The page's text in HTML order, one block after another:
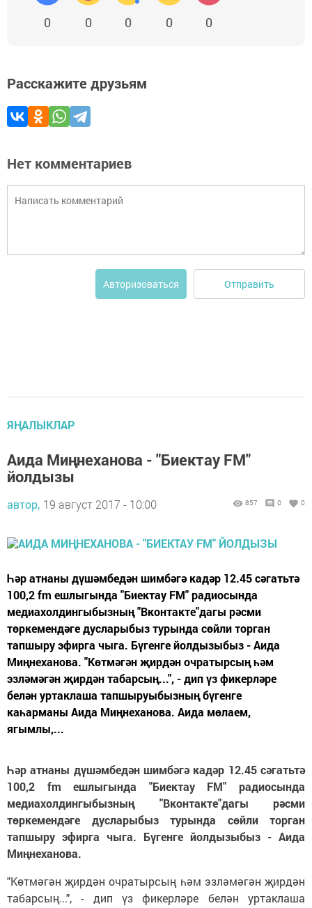
0 0 0 0 0
Расскажите друзьям
Нет комментариев
Авторизоваться Отправить
ЯҢАЛЫКЛАР
Аида Миңнеханова - "Биектау FM"
йолдызы
автор, 19 август 2017 - 10:00 857 0 0
Һәр атнаны дүшәмбедән шимбәгә кадәр 12.45 сәгатьтә
100,2 fm ешлыгында "Биектау FM" радиосында
медиахолдингыбызның "Вконтакте"дагы рәсми
төркемендәге дусларыбыз турында сөйли торган
тапшыру эфирга чыга. Бүгенге йолдызыбыз - Аида
Миңнеханова. "Көтмәгән җирдән очратырсың һәм
эзләмәгән җирдән табарсың...", - дип үз фикерләре
белән уртаклаша тапшыруыбызның бүгенге
каһарманы Аида Миңнеханова. Аида мөлаем,
ягымлы,...
Һәр атнаны дүшәмбедән шимбәгә кадәр 12.45 сәгатьтә
100,2 fm ешлыгында "Биектау FM" радиосында
медиахолдингыбызның "Вконтакте"дагы рәсми
төркемендәге дусларыбыз турында сөйли торган
тапшыру эфирга чыга. Бүгенге йолдызыбыз - Аида
Миңнеханова.
"Көтмәгән җирдән очратырсың һәм эзләмәгән җирдән
табарсың...", - дип үз фикерләре белән уртаклаша